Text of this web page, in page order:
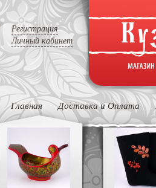
Регистрация
Личный кабинет
Главная Доставка и Оплата